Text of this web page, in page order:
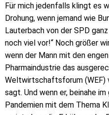
Für mich jedenfalls klingt es
Drohung, wenn jemand wie
Lauterbach von der SPD
noch viel vor!“ Noch größer
wenn der Mann mit den
Pharmaindustrie das
Weltwirtschaftsforum (WEF)
sagt. Und wenn er, beinahe
Pandemien mit dem Thema